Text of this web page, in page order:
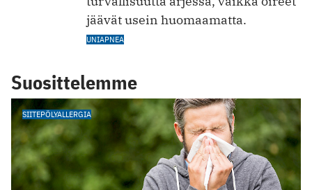
jäävät usein huomaamatta.
UNIAPNEA
Suosittelemme
SIITEPÖLYALLERGIA